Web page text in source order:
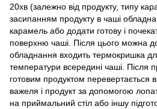
20хв (залежно від продукту, типу
засипанням продукту в чаші
карамель або додати готову і
поверхню чаші. Після цього можна
обладнання входить термокришка
температури всередині чаші. Після
готовим продуктом перевертається
важеля і продукт за допомогою
на приймальний стіл або іншу